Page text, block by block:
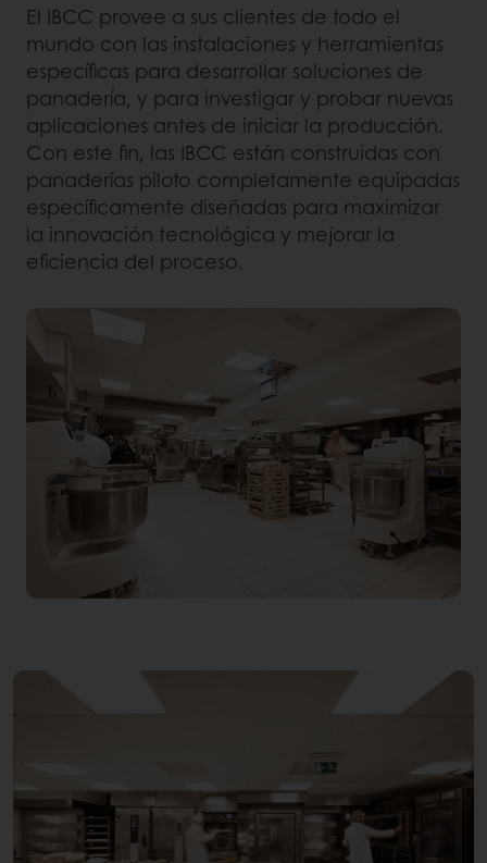
El IBCC provee a sus clientes de todo el
mundo con las instalaciones y herramientas
específicas para desarrollar soluciones de
panadería, y para investigar y probar nuevas
aplicaciones antes de iniciar la producción.
Con este fin, las IBCC están construidas con
panaderías piloto completamente equipadas
específicamente diseñadas para maximizar
la innovación tecnológica y mejorar la
eficiencia del proceso.